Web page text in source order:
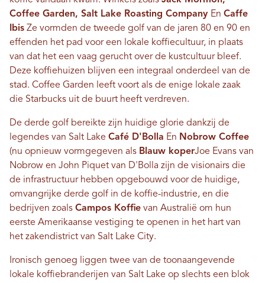
Coffee Garden, Salt Lake Roasting Company En Caffe
Ibis Ze vormden de tweede golf van de jaren 80 en 90 en
effenden het pad voor een lokale koffiecultuur, in plaats
van dat het een vaag gerucht over de kustcultuur bleef.
Deze koffiehuizen blijven een integraal onderdeel van de
stad. Coffee Garden leeft voort als de enige lokale zaak
die Starbucks uit de buurt heeft verdreven.
De derde golf bereikte zijn huidige glorie dankzij de
legendes van Salt Lake Café D'Bolla En Nobrow Coffee
(nu opnieuw vormgegeven als Blauw koperJoe Evans van
Nobrow en John Piquet van D'Bolla zijn de visionairs die
de infrastructuur hebben opgebouwd voor de huidige,
omvangrijke derde golf in de koffie-industrie, en die
bedrijven zoals Campos Koffie van Australië om hun
eerste Amerikaanse vestiging te openen in het hart van
het zakendistrict van Salt Lake City.
Ironisch genoeg liggen twee van de toonaangevende
lokale koffiebranderijen van Salt Lake op slechts een blok